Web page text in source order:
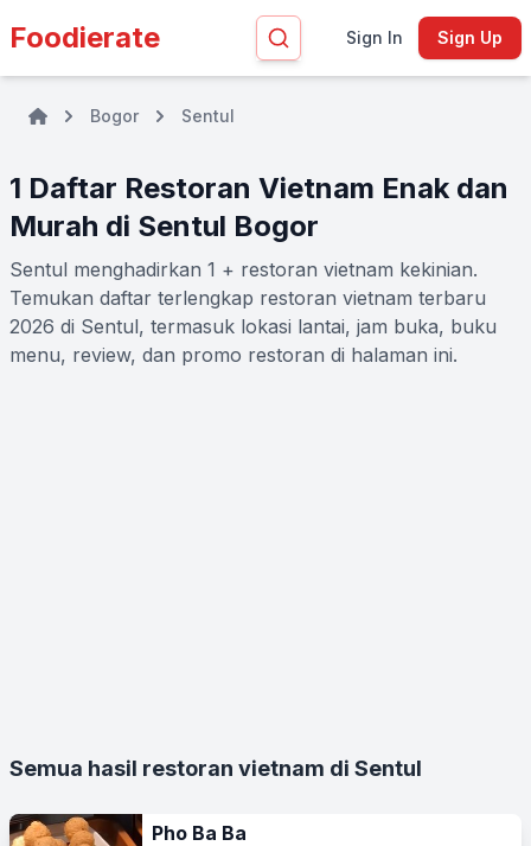
Foodierate Sign In Sign Up
Bogor Sentul
1 Daftar Restoran Vietnam Enak dan
Murah di Sentul Bogor
Sentul menghadirkan 1 + restoran vietnam kekinian.
Temukan daftar terlengkap restoran vietnam terbaru
2026 di Sentul, termasuk lokasi lantai, jam buka, buku
menu, review, dan promo restoran di halaman ini.
Semua hasil restoran vietnam di Sentul
Pho Ba Ba